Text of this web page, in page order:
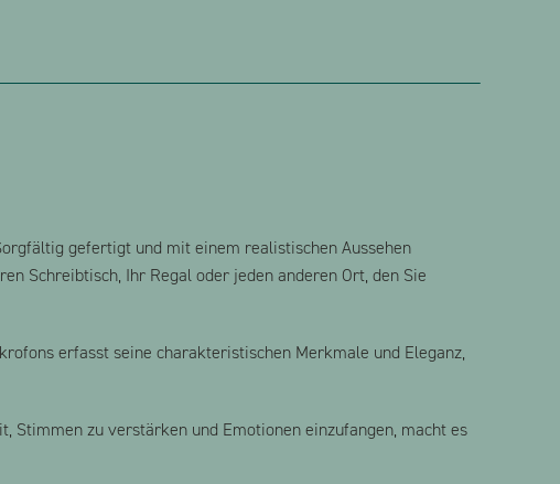
gefertigt und mit einem realistischen Aussehen
Schreibtisch, Ihr Regal oder jeden anderen Ort, den Sie
erfasst seine charakteristischen Merkmale und Eleganz,
Stimmen zu verstärken und Emotionen einzufangen, macht es